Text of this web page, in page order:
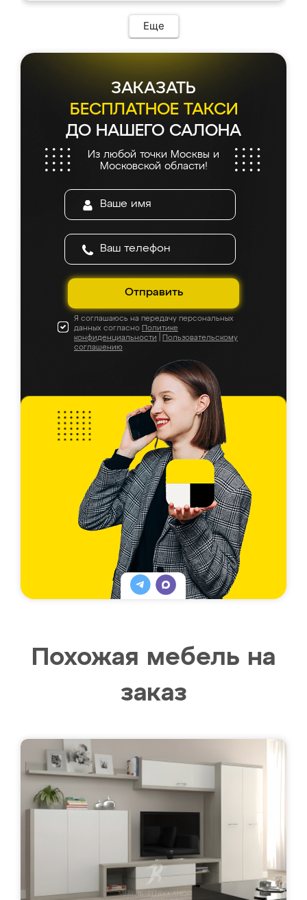
Еще
ЗАКАЗАТЬ
БЕСПЛАТНОЕ ТАКСИ
ДО НАШЕГО САЛОНА
Из любой точки Москвы и
Московской области!
Отправить
Я соглашаюсь на передачу персональных
данных согласно Политике
конфиденциальности
Пользовательскому
соглашению
Похожая мебель на
заказ